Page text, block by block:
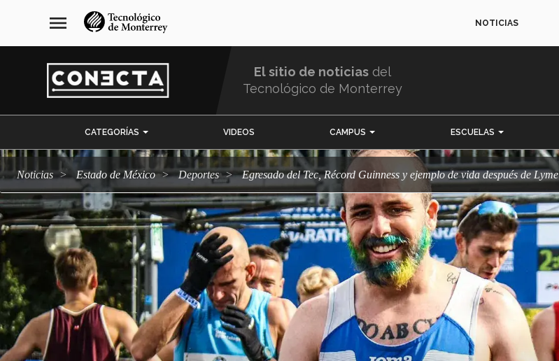
navegación
principal
menu NOTICIAS
El sitio de noticias del
Tecnológico de Monterrey
CATEGORÍAS VIDEOS CAMPUS ESCUELAS
Noticias Estado de México deportes Egresado del Tec, Récord Guinness y ejemplo de vida después de Lyme